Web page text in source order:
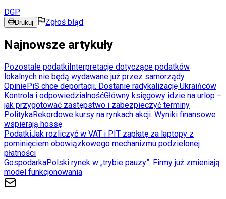
DGP
Drukuj Zgłoś błąd
Najnowsze artykuły
Pozostałe podatki Interpretacje dotyczące podatków
lokalnych nie będą wydawane już przez samorządy
OpiniePiS chce deportacji. Dostanie radykalizację Ukraińców
Kontrola i odpowiedzialnośćGłówny księgowy idzie na urlop –
jak przygotować zastępstwo i zabezpieczyć terminy
PolitykaRekordowe kursy na rynkach akcji. Wyniki finansowe
wspierają hossę
PodatkiJak rozliczyć w VAT i PIT zapłatę za laptopy z
pominięciem obowiązkowego mechanizmu podzielonej
płatności
GospodarkaPolski rynek w „trybie pauzy”. Firmy już zmieniają
model funkcjonowania